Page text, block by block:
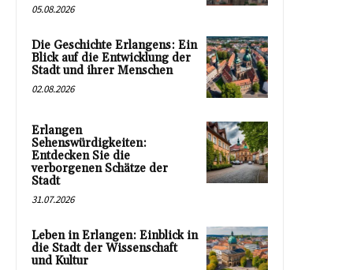
05.08.2026
Die Geschichte Erlangens: Ein
Blick auf die Entwicklung der
Stadt und ihrer Menschen
02.08.2026
Erlangen
Sehenswürdigkeiten:
Entdecken Sie die
verborgenen Schätze der
Stadt
31.07.2026
Leben in Erlangen: Einblick in
die Stadt der Wissenschaft
und Kultur